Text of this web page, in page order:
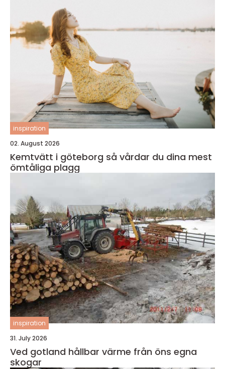
inspiration
02. August 2026
Kemtvätt i göteborg så vårdar du dina mest
ömtåliga plagg
inspiration
31. July 2026
Ved gotland hållbar värme från öns egna
skogar